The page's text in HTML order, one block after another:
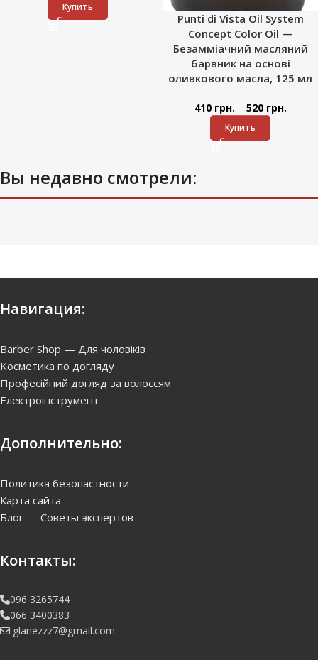
Купить
Punti di Vista Oil System
Concept Color Oil —
Безамміачний масляний
барвник на основі
оливкового масла, 125 мл
410 грн. – 520 грн.
Купить
Вы недавно смотрели:
Набір для реконструкції
волосся — Joico k-pak 4 step
system 4*100 мл
Купить
Навигация:
Barber Shop — Для чоловіків
Kосметика по догляду
Професійний догляд за волоссям